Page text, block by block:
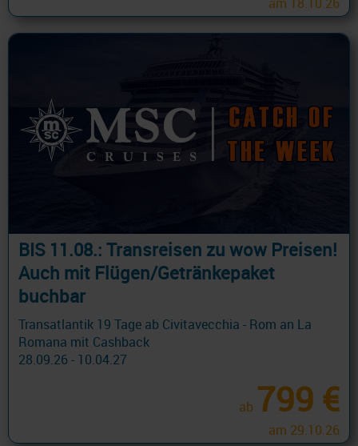
BIS 11.08.: Transreisen zu wow Preisen!
Auch mit Flügen/Getränkepaket
buchbar
Transatlantik 19 Tage ab Civitavecchia - Rom an La
Romana mit Cashback
28.09.26 - 10.04.27
ab 799 €
am 29.10.26